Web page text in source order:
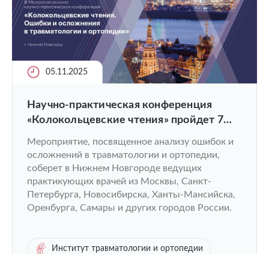
05.11.2025
Научно-практическая конференция
«Колокольцевские чтения» пройдет 7
Мероприятие, посвященное анализу ошибок и
осложнений в травматологии и ортопедии,
соберет в Нижнем Новгороде ведущих
практикующих врачей из Москвы, Санкт-
Петербурга, Новосибирска, Ханты-Мансийска,
Оренбурга, Самары и других городов России.
Институт травматологии и ортопедии